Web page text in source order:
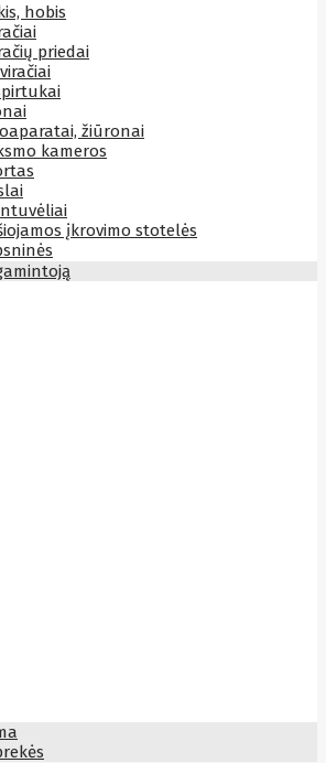
hobis
priedai
žiūronai
kameros
įkrovimo stotelės